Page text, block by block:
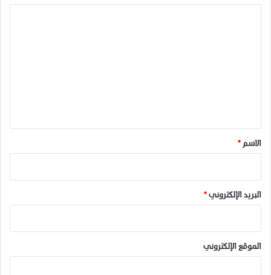
*الاسم *
البريد الإلكتروني *
الموقع الإلكتروني